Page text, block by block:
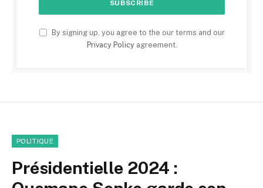
By signing up, you agree to the our terms and our
Privacy Policyagreement.
POLITIQUE
Présidentielle 2024 :